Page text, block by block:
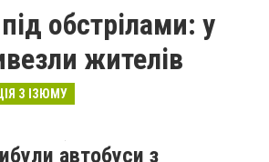
обстрілами: у
жителів
З ІЗЮМУ
автобуси з